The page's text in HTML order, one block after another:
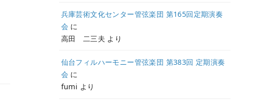
兵庫芸術文化センター管弦楽団 第165回定期演奏
会 に
高田 二三夫 より
仙台フィルハーモニー管弦楽団 第383回 定期演奏
会 に
fumi より